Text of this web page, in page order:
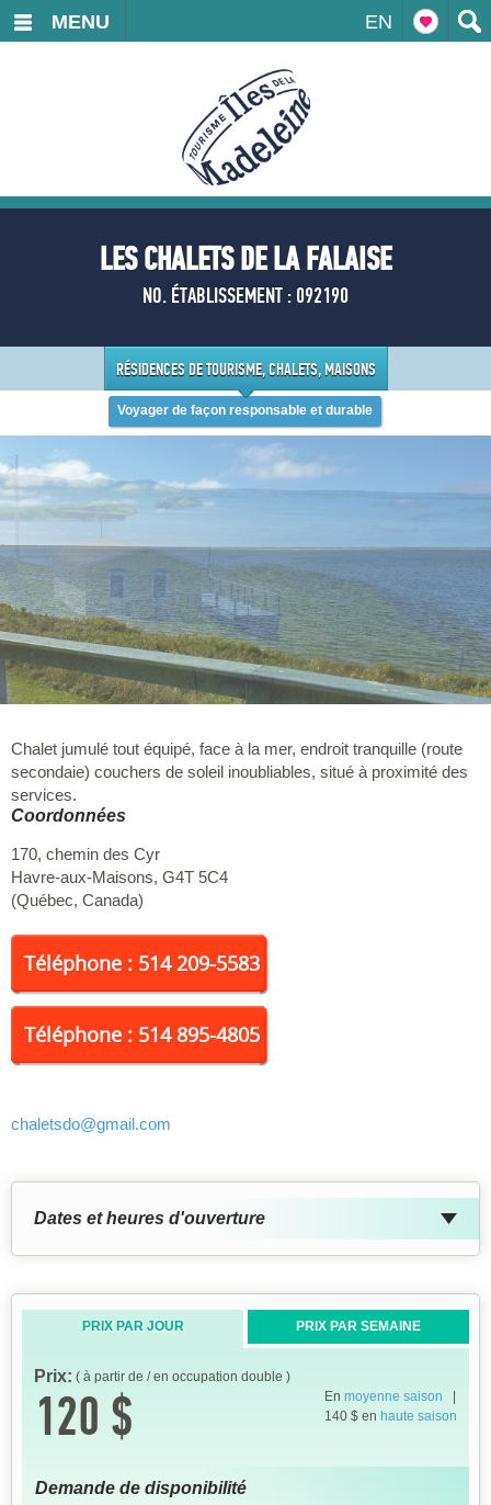
EN
MENU
LES CHALETS DE LA FALAISE
NO. ÉTABLISSEMENT : 092190
RÉSIDENCES DE TOURISME, CHALETS, MAISONS
Voyager de façon responsable et durable
Chalet jumulé tout équipé, face à la mer, endroit tranquille (route
secondaie) couchers de soleil inoubliables, situé à proximité des
services.
Coordonnées
170, chemin des Cyr
Havre-aux-Maisons, G4T 5C4
(Québec, Canada)
Téléphone : 514 209-5583
Téléphone : 514 895-4805
chaletsdo@gmail.com
Dates et heures d'ouverture
PRIX PAR JOUR PRIX PAR SEMAINE
Prix: ( à partir de / en occupation double )
120 $ En moyenne saison |
140 $ en haute saison
Demande de disponibilité